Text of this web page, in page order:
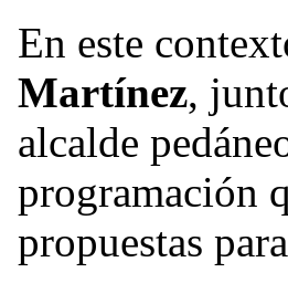
En este
Martínez,
alcalde
programación
propuestas